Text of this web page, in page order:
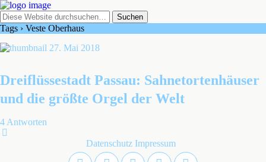
Tags › Veste Oberhaus
27. Mai 2018
Dreiflüssestadt Passau: Sahnetortenhäuser
und die größte Orgel der Welt
4 Antworten
Datenschutz Impressum